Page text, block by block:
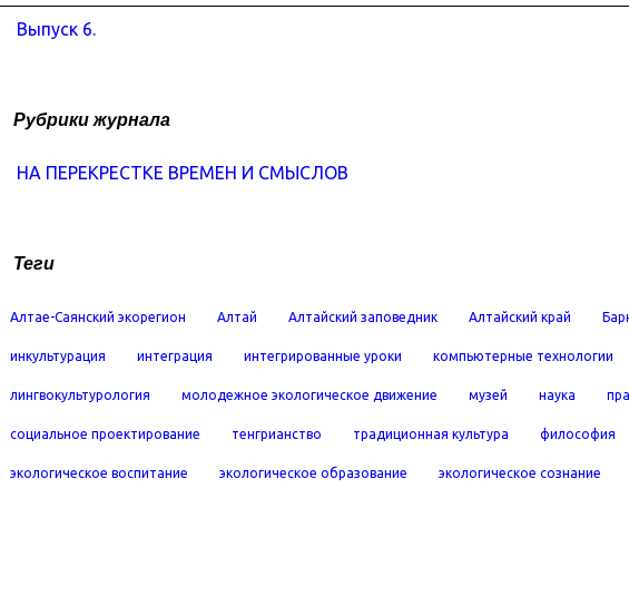
Выпуск 6.
Рубрики журнала
НА ПЕРЕКРЕСТКЕ ВРЕМЕН И СМЫСЛОВ
Теги
Алтае-Саянский экорегион Алтай Алтайский заповедник Алтайский край
инкультурация интеграция интегрированные уроки компьютерные технологии
лингвокультурология молодежное экологическое движение музей наука
социальное проектирование тенгрианство традиционная культура философия
экологическое воспитание экологическое образование экологическое сознание